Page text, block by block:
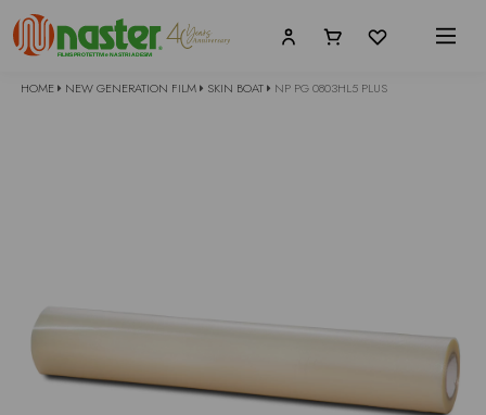
HOME NEW GENERATION FILM SKIN BOAT NP PG 0803HL5 PLUS